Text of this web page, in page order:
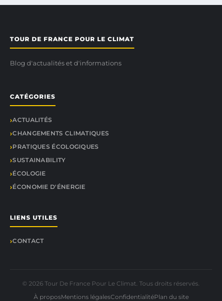
TOUR DE FRANCE POUR LE CLIMAT
Blog d'actualités et d'informations
CATÉGORIES
ACTUALITÉS
CHANGEMENTS CLIMATIQUES
PRATIQUES ÉCOLOGIQUES
SUSTAINABILITY
ÉCOLOGIE
ÉCONOMIE D'ÉNERGIE
LIENS UTILES
CONTACT
© 2026 Tour De France Pour Le Climat. Tous droits réservés.
À proposMentions légalesConfidentialitéPlan du site